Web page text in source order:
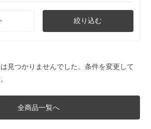
絞り込む
見つかりませんでした。条件を変更して
全商品一覧へ